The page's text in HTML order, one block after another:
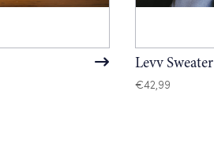
Levv Sweater
€42,99